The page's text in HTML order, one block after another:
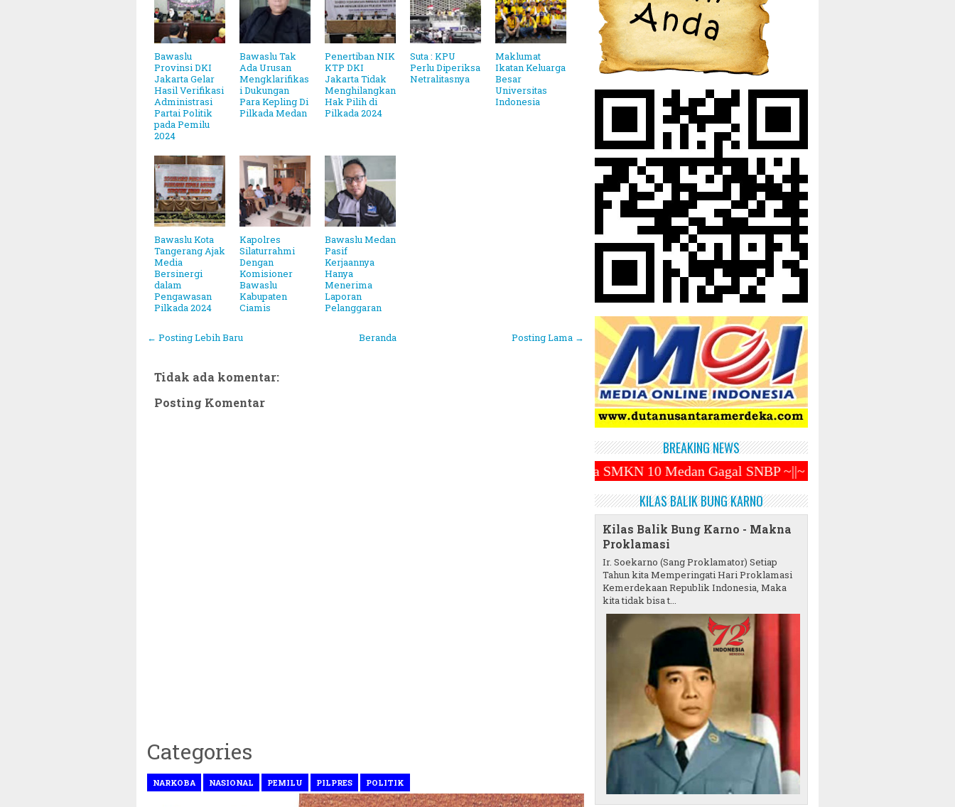
Bawaslu
Provinsi DKI
Jakarta Gelar
Hasil Verifikasi
Administrasi
Partai Politik
pada Pemilu
2024
Bawaslu Tak
Ada Urusan
Mengklarifikas
i Dukungan
Para Kepling Di
Pilkada Medan
Penertiban NIK
KTP DKI
Jakarta Tidak
Menghilangkan
Hak Pilih di
Pilkada 2024
Suta : KPU
Perlu Diperiksa
Netralitasnya
Maklumat
Ikatan Keluarga
Besar
Universitas
Indonesia
Bawaslu Kota
Tangerang Ajak
Media
Bersinergi
dalam
Pengawasan
Pilkada 2024
Kapolres
Silaturrahmi
Dengan
Komisioner
Bawaslu
Kabupaten
Ciamis
Bawaslu Medan
Pasif
Kerjaannya
Hanya
Menerima
Laporan
Pelanggaran
← Posting Lebih Baru Posting Lama →
Beranda
Tidak ada komentar:
Posting Komentar
Categories
NARKOBA NASIONAL PEMILU PILPRES POLITIK
BREAKING NEWS
31 Maret 2025 ~||~ Muhammadiyah Luncurkan Ojek Online ZENDO ~||~ 140 Siswa SMKN 10 Medan Gagal SNBP ~||~ Prabowo Subianto Kembali
KILAS BALIK BUNG KARNO
Kilas Balik Bung Karno - Makna
Proklamasi
Ir. Soekarno (Sang Proklamator) Setiap
Tahun kita Memperingati Hari Proklamasi
Kemerdekaan Republik Indonesia, Maka
kita tidak bisa t...